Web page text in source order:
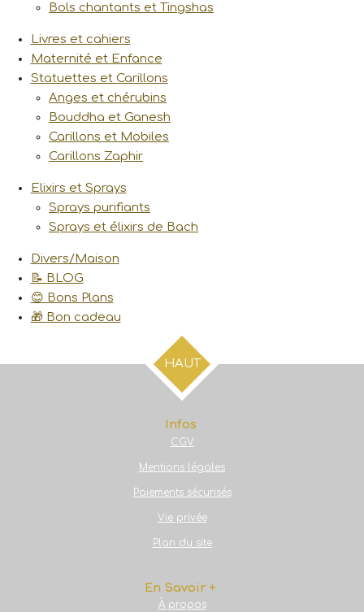
Bols chantants et Tingshas
Livres et cahiers
Maternité et Enfance
Statuettes et Carillons
Anges et chérubins
Bouddha et Ganesh
Carillons et Mobiles
Carillons Zaphir
Elixirs et Sprays
Sprays purifiants
Sprays et élixirs de Bach
Divers/Maison
📝 BLOG
😊 Bons Plans
🎁 Bon cadeau
HAUT
Infos
CGV
Mentions légales
Paiements sécurisés
Vie privée
Plan du site
En Savoir +
À propos